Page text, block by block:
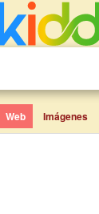
Web Imágenes